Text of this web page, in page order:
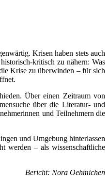
Krisen haben stets auch
kritisch zu nähern: Was
Krise zu überwinden – für sich
Über einen Zeitraum von
über die Literatur- und
und Teilnehmern die
und Umgebung hinterlassen
werden – als wissenschaftliche
Bericht: Nora Oehmichen